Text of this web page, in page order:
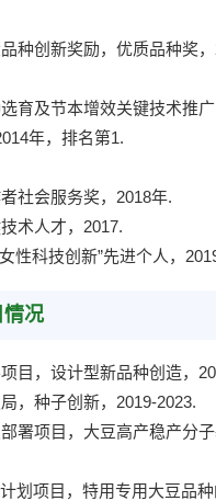
种创新奖励，优质品种奖
育及节本增效关键技术推
年，排名第1.
社会服务奖，2018年.
术人才，2017.
性科技创新”先进个人，
情况
目，设计型新品种创造，
，种子创新，2019-2023.
署项目，大豆高产稳产分
划项目，特用专用大豆品